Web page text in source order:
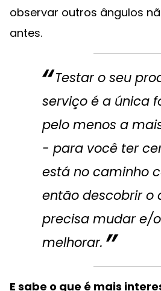
observar outros ângulos
antes.
Testar o seu
serviço é a única
pelo menos a
- para você ter
está no caminho
então descobrir o
precisa mudar e/
melhorar.
E sabe o que é mais